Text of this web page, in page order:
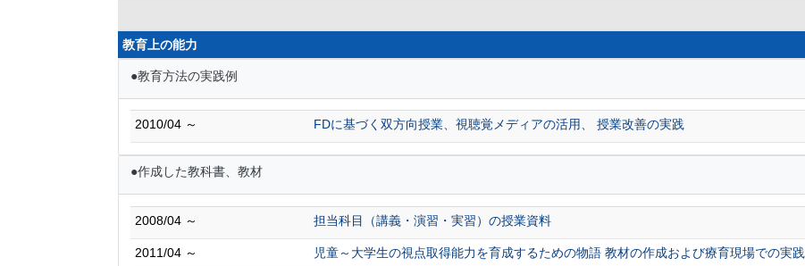
教育上の能力
●教育方法の実践例
2010/04 ～ FDに基づく双方向授業、視聴覚メディアの活用、 授業改善の実践
●作成した教科書、教材
2008/04 ～ 担当科目（講義・演習・実習）の授業資料
2011/04 ～ 児童～大学生の視点取得能力を育成するための物語 教材の作成および療育現場での実践